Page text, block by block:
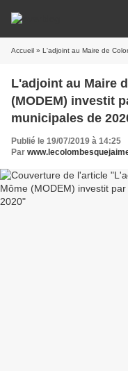
Accueil » L'adjoint au Maire de Colombes :
L'adjoint au Maire
(MODEM) investit
municipales de
Publié le 19/07/2019 à 14:25
Par